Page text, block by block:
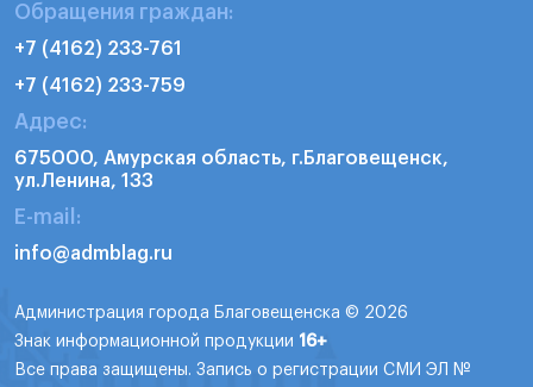
Обращения граждан:
+7 (4162) 233-761
+7 (4162) 233-759
Адрес:
675000, Амурская область, г.Благовещенск,
ул.Ленина, 133
E-mail:
info@admblag.ru
Администрация города Благовещенска © 2026
Знак информационной продукции 16+
Все права защищены. Запись о регистрации СМИ ЭЛ №